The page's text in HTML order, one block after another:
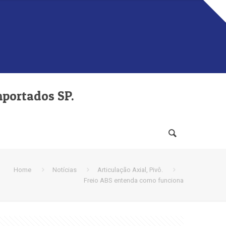
SP.
Home Notícias
Articulação Axial, Pivô.
Freio ABS entenda como funciona